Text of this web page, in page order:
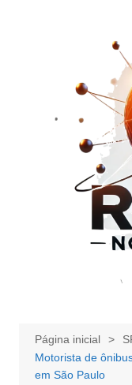
Página inicial
Motorista de
em São Paulo